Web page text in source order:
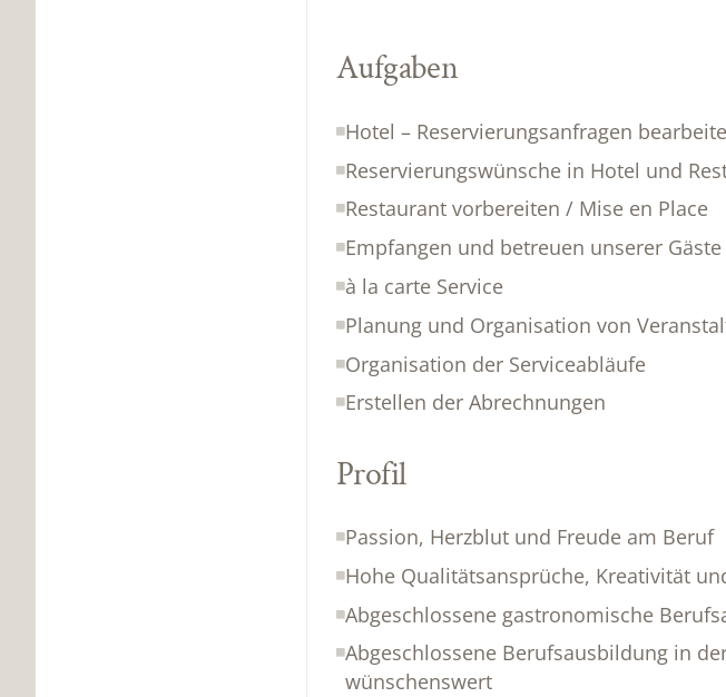
Aufgaben
Hotel – Reservierungsanfragen
Reservierungswünsche in Hotel und
Restaurant vorbereiten / Mise en Place
Empfangen und betreuen unserer Gäste
à la carte Service
Planung und Organisation von
Organisation der Serviceabläufe
Erstellen der Abrechnungen
Profil
Passion, Herzblut und Freude am Beruf
Hohe Qualitätsansprüche, Kreativität
Abgeschlossene gastronomische
Abgeschlossene Berufsausbildung in
wünschenswert